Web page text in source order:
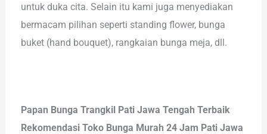
untuk duka cita. Selain itu kami juga menyediakan
bermacam pilihan seperti standing flower, bunga
buket (hand bouquet), rangkaian bunga meja, dll.
Papan Bunga Trangkil Pati Jawa Tengah Terbaik
Rekomendasi Toko Bunga Murah 24 Jam Pati Jawa